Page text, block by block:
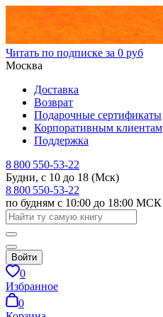
Читать по подписке за 0 руб
Москва
Доставка
Возврат
Подарочные сертификаты
Корпоративным клиентам
Поддержка
8 800 550-53-22
Будни, с 10 до 18 (Мск)
8 800 550-53-22
по будням с 10:00 до 18:00 МСК
Войти
0
Избранное
0